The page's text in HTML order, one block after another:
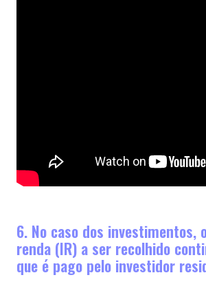
6. No caso dos investimentos,
renda (IR) a ser recolhido
que é pago pelo investidor